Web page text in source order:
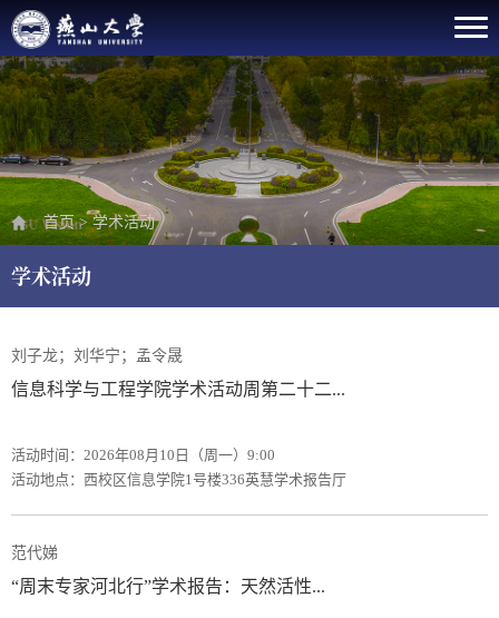
首页>学术活动
学术活动
刘子龙；刘华宁；孟令晟
信息科学与工程学院学术活动周第二十二...
活动时间：2026年08月10日（周一）9:00
活动地点：西校区信息学院1号楼336英慧学术报告厅
范代娣
“周末专家河北行”学术报告：天然活性...